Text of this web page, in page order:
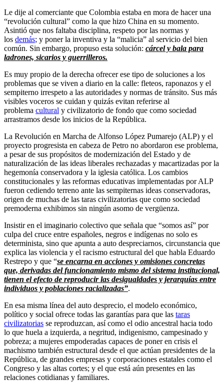
Le dije al comerciante que Colombia estaba en mora de hacer una
“revolución cultural” como la que hizo China en su momento.
Asintió que nos faltaba disciplina, respeto por las normas y
los demás; y poner la inventiva y la “malicia” al servicio del bien
común. Sin embargo, propuso esta solución: cárcel y bala para
ladrones, sicarios y guerrilleros.
Es muy propio de la derecha ofrecer ese tipo de soluciones a los
problemas que se viven a diario en la calle: fleteos, raponazos y el
sempiterno irrespeto a las autoridades y normas de tránsito. Sus más
visibles voceros se cuidan y quizás evitan referirse al
problema cultural y civilizatorio de fondo que como sociedad
arrastramos desde los inicios de la República.
La Revolución en Marcha de Alfonso López Pumarejo (ALP) y el
proyecto progresista en cabeza de Petro no abordaron ese problema,
a pesar de sus propósitos de modernización del Estado y de
naturalización de las ideas liberales rechazadas y macartizadas por la
hegemonía conservadora y la iglesia católica. Los cambios
constitucionales y las reformas educativas implementadas por ALP
fueron cediendo terreno ante las sempiternas ideas conservadoras,
origen de muchas de las taras civilizatorias que como sociedad
premoderna exhibimos sin ningún asomo de vergüenza.
Insistir en el imaginario colectivo que señala que “somos así” por
culpa del cruce entre españoles, negros e indígenas no solo es
determinista, sino que apunta a auto despreciarnos, circunstancia que
explica las violencia y el racismo estructural del que habla Eduardo
Restrepo y que “se encarna en acciones y omisiones concretas
que, derivadas del funcionamiento mismo del sistema institucional,
tienen el efecto de reproducir las desigualdades y jerarquías entre
individuos y poblaciones racializadas”.
En esa misma línea del auto desprecio, el modelo económico,
político y social ofrece todas las garantías para que las taras
civilizatorias se reproduzcan, así como el odio ancestral hacia todo
lo que huela a izquierda, a negritud, indigenismo, campesinado y
pobreza; a mujeres empoderadas capaces de poner en crisis el
machismo también estructural desde el que actúan presidentes de la
República, de grandes empresas y corporaciones estatales como el
Congreso y las altas cortes; y el que está aún presentes en las
relaciones cotidianas y familiares.